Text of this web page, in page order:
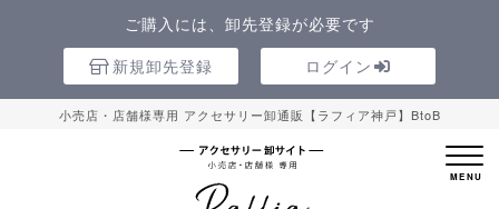
ご購入には、卸先登録が必要です
新規卸先登録
ログイン
小売店・店舗様専用 アクセサリー卸通販【ラフィア神戸】BtoB